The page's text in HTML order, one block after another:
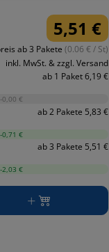
5,51 €
ab 3 Pakete (0.06 € / St)
inkl. MwSt. & zzgl. Versand
ab 1 Paket 6,19 €
-0,00 €
ab 2 Pakete 5,83 €
-0,71 €
ab 3 Pakete 5,51 €
-2,03 €